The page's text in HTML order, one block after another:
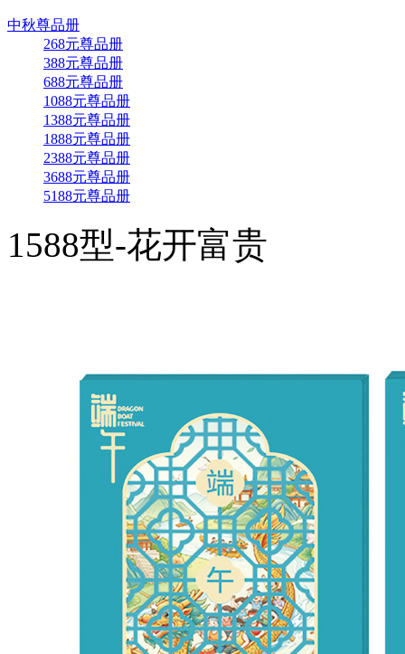
中秋尊品册
268元尊品册
388元尊品册
688元尊品册
1088元尊品册
1388元尊品册
1888元尊品册
2388元尊品册
3688元尊品册
5188元尊品册
1588型-花开富贵